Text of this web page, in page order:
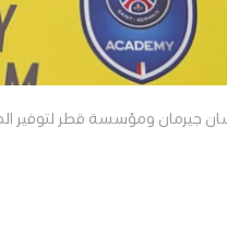
جيرمان ومؤسسة قطر لتوفير